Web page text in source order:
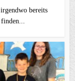
bereits
finden...